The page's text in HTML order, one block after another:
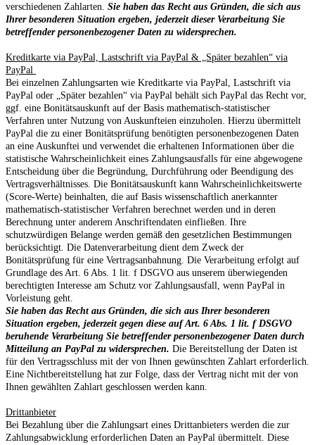
verschiedenen Zahlarten. Sie haben das Recht aus Gründen, die sich aus
Ihrer besonderen Situation ergeben, jederzeit dieser Verarbeitung Sie
betreffender personenbezogener Daten zu widersprechen.
Kreditkarte via PayPal, Lastschrift via PayPal & „Später bezahlen“ via
PayPal
Bei einzelnen Zahlungsarten wie Kreditkarte via PayPal, Lastschrift via
PayPal oder „Später bezahlen“ via PayPal behält sich PayPal das Recht vor,
ggf. eine Bonitätsauskunft auf der Basis mathematisch-statistischer
Verfahren unter Nutzung von Auskunfteien einzuholen. Hierzu übermittelt
PayPal die zu einer Bonitätsprüfung benötigten personenbezogenen Daten
an eine Auskunftei und verwendet die erhaltenen Informationen über die
statistische Wahrscheinlichkeit eines Zahlungsausfalls für eine abgewogene
Entscheidung über die Begründung, Durchführung oder Beendigung des
Vertragsverhältnisses. Die Bonitätsauskunft kann Wahrscheinlichkeitswerte
(Score-Werte) beinhalten, die auf Basis wissenschaftlich anerkannter
mathematisch-statistischer Verfahren berechnet werden und in deren
Berechnung unter anderem Anschriftendaten einfließen. Ihre
schutzwürdigen Belange werden gemäß den gesetzlichen Bestimmungen
berücksichtigt. Die Datenverarbeitung dient dem Zweck der
Bonitätsprüfung für eine Vertragsanbahnung. Die Verarbeitung erfolgt auf
Grundlage des Art. 6 Abs. 1 lit. f DSGVO aus unserem überwiegenden
berechtigten Interesse am Schutz vor Zahlungsausfall, wenn PayPal in
Vorleistung geht.
Sie haben das Recht aus Gründen, die sich aus Ihrer besonderen
Situation ergeben, jederzeit gegen diese auf Art. 6 Abs. 1 lit. f DSGVO
beruhende Verarbeitung Sie betreffender personenbezogener Daten durch
Mitteilung an PayPal zu widersprechen. Die Bereitstellung der Daten ist
für den Vertragsschluss mit der von Ihnen gewünschten Zahlart erforderlich.
Eine Nichtbereitstellung hat zur Folge, dass der Vertrag nicht mit der von
Ihnen gewählten Zahlart geschlossen werden kann.
Drittanbieter
Bei Bezahlung über die Zahlungsart eines Drittanbieters werden die zur
Zahlungsabwicklung erforderlichen Daten an PayPal übermittelt. Diese